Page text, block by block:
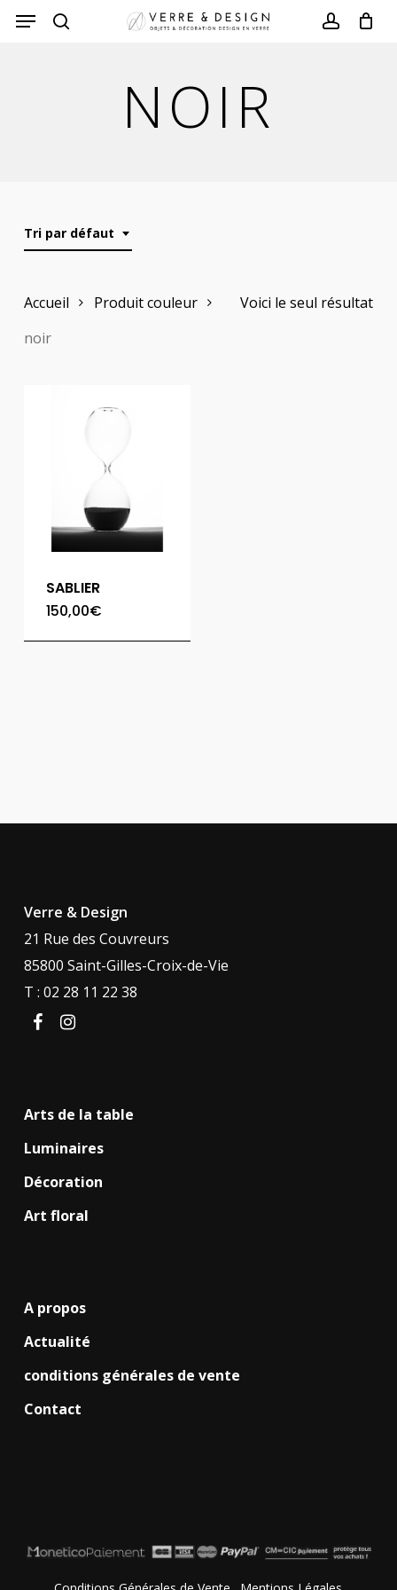
Skip
NOIR
Tri par défaut
Voici le seul résultat
Accueil
Produit couleur
noir
SABLIER
150,00€
Verre & Design
21 Rue des Couvreurs
85800 Saint-Gilles-Croix-de-Vie
T : 02 28 11 22 38
facebookinstagram
Arts de la table
Luminaires
Décoration
Art floral
A propos
Actualité
conditions générales de vente
Contact